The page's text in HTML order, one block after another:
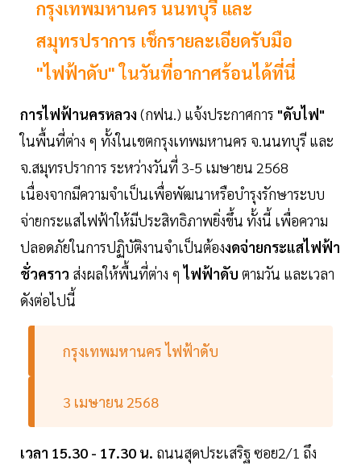
กรุงเทพมหานคร นนทบุรี และ
สมุทรปราการ เช็กรายละเอียดรับมือ
"ไฟฟ้าดับ" ในวันที่อากาศร้อนได้ที่นี่
การไฟฟ้านครหลวง (กฟน.) แจ้งประกาศการ "ดับไฟ"
ในพื้นที่ต่าง ๆ ทั้งในเขตกรุงเทพมหานคร จ.นนทบุรี และ
จ.สมุทรปราการ ระหว่างวันที่ 3-5 เมษายน 2568
เนื่องจากมีความจำเป็นเพื่อพัฒนาหรือบำรุงรักษาระบบ
จ่ายกระแสไฟฟ้าให้มีประสิทธิภาพยิ่งขึ้น ทั้งนี้ เพื่อความ
ปลอดภัยในการปฏิบัติงานจำเป็นต้องงดจ่ายกระแสไฟฟ้า
ชั่วคราว ส่งผลให้พื้นที่ต่าง ๆไฟฟ้าดับ ตามวัน และเวลา
ดังต่อไปนี้
กรุงเทพมหานคร ไฟฟ้าดับ
3 เมษายน 2568
เวลา 15.30 - 17.30 น. ถนนสุดประเสริฐ ซอย2/1 ถึง